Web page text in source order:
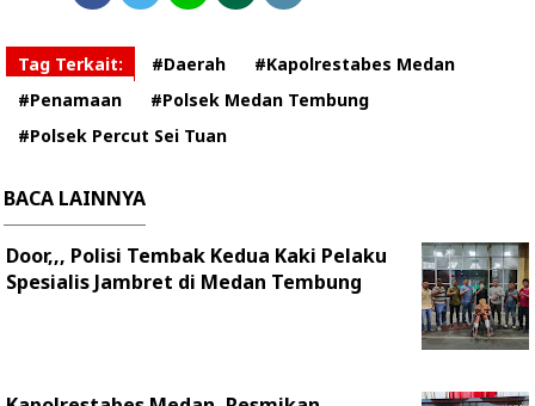
Tag Terkait: #Daerah
#Kapolrestabes Medan
#Penamaan
#Polsek Medan Tembung
#Polsek Percut Sei Tuan
BACA LAINNYA
Door,,, Polisi Tembak Kedua Kaki Pelaku
Spesialis Jambret di Medan Tembung